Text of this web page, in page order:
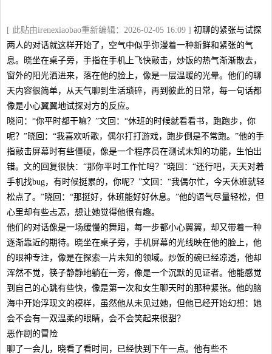
[ 此贴由irenexiaobao重新编辑：2026-02-05 16:09 ] 初聊的紧张与试探
两人的对话就这样开始了，空气中似乎弥漫着一种新鲜和紧张的气
息。晓坐在桌子旁，手指在手机上飞快敲击，炒饭的热气渐渐散去，
窗外的阳光洒进来，落在他的脸上，像是一层温暖的光晕。他们的聊
天内容很简单，从天气聊到生活琐碎，再到彼此的日常，每一句话都
像是小心翼翼地试探对方的反应。
晓问：“你平时都干嘛？”文回：“休班的时候就看看书，跑跑步，你
呢？”晓回：“我喜欢听歌，偶尔打打游戏，跑步倒是不常跑。”他的手
指敲击屏幕时有些僵硬，像是一个程序员在测试未知的功能，生怕出
错。文的回复很快：“那你平时工作忙吗？”晓回：“还行吧，天天对着
手机找bug，有时候挺累的，你呢？”文回：“我偶尔忙，今天休班就轻
松点了。”晓回：“那挺好，休班能好好休息。”他的语气尽量轻松，但
心里却有些忐忑，想让她觉得他很有趣。
他们的对话像是一场缓慢的舞蹈，每一步都小心翼翼，却又带着一种
逐渐靠近的期待。晓坐在桌子旁，手机屏幕的光线映在他的脸上，他
的眼神专注，像是在探索一片未知的领域。炒饭的碗已经凉透，他却
浑然不觉，筷子静静地躺在一旁，像是一个沉默的见证者。他能感觉
到自己的心跳有些快，像是第一次和女生聊天时的那种紧张。他的脑
海中开始浮现文的模样，虽然他从未见过她，但他已经开始幻想：她
会不会有一双温柔的眼睛，会不会笑起来很甜？
恶作剧的冒险
聊了一会儿，晓看了看时间，已经快到下午一点。他有些不